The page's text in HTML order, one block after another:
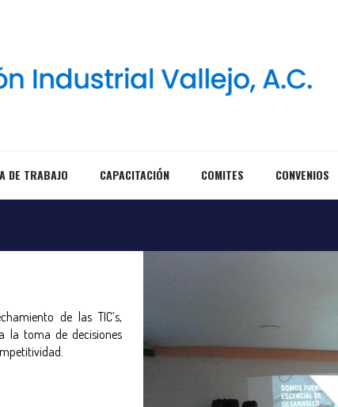
DE TRABAJO CAPACITACIÓN COMITES CONVENIOS
de las TIC’s,
la toma de decisiones